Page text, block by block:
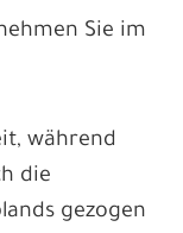
Sie im
während
die
gezogen